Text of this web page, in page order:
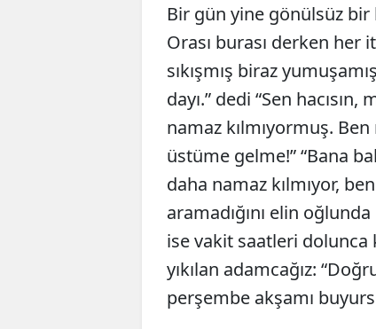
Bir gün yine gönülsüz
Orası burası derken her
sıkışmış biraz
dayı.” dedi “Sen
namaz kılmıyormuş.
üstüme gelme!” “Bana
daha namaz kılmıyor,
aramadığını elin
ise vakit saatleri dolunca
yıkılan adamcağız:
perşembe akşamı